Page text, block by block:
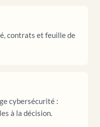
contrats et feuille de
cybersécurité :
à la décision.